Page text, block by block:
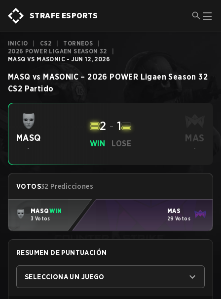
STRAFE ESPORTS
INICIO CS2 TORNEOS
2026 POWER LIGAEN SEASON 32
MASQ VS MASONIC - JUN 12, 2026
MASQ vs MASONIC – 2026 POWER Ligaen Season 32
CS2 Partido
MASQ
-
WIN
2 - 1
LOSE MAS
-
VOTOS32 Predicciones
MASQWIN
3 Votos
MAS
29 Votos
RESUMEN DE PUNTUACIÓN
SELECCIONA UN JUEGO